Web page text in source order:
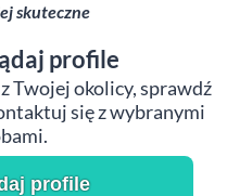
skuteczne
profile
Twojej okolicy, sprawdź
się z wybranymi
profile